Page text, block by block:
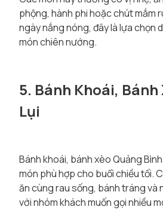
phộng, hành phi hoặc chút mắm
ngày nắng nóng, đây là lựa chọn
món chiên nướng.
5. Bánh Khoái, Bánh
Lụi
Bánh khoái, bánh xèo Quảng
món phù hợp cho buổi chiều tối.
ăn cùng rau sống, bánh tráng và
với nhóm khách muốn gọi nhiều